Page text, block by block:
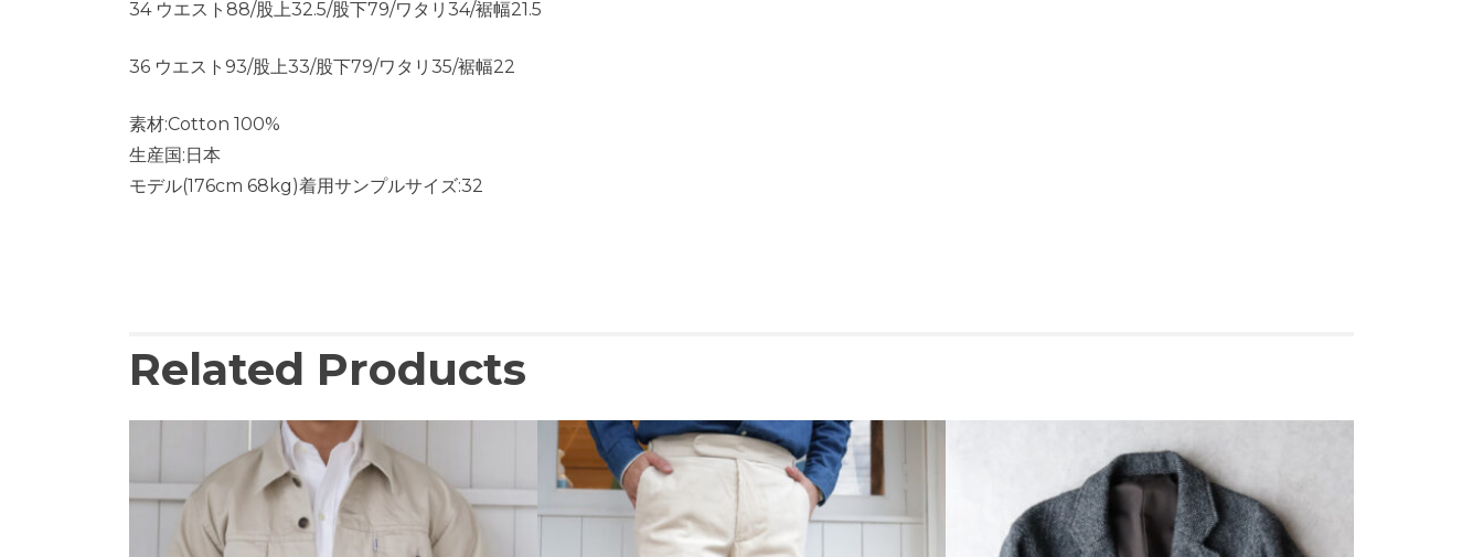
34 ウエスト88/股上32.5/股下79/ワタリ34/裾幅21.5
36 ウエスト93/股上33/股下79/ワタリ35/裾幅22
素材:Cotton 100%
生産国:日本
モデル(176cm 68kg)着用サンプルサイズ:32
Related Products